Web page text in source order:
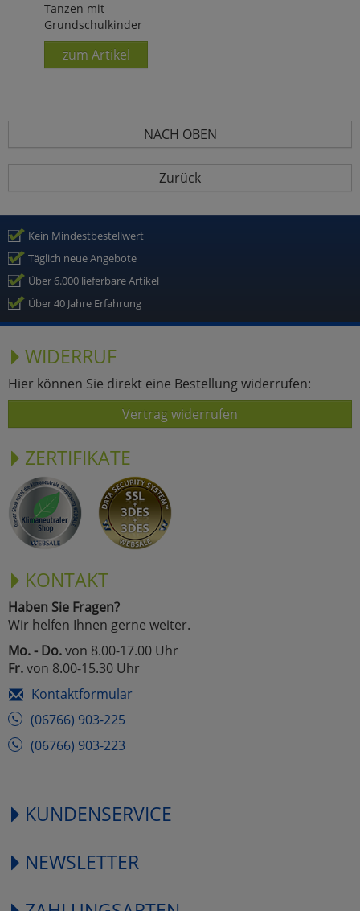
Tanzen mit
Grundschulkinder
zum Artikel
NACH OBEN
Zurück
Kein Mindestbestellwert
Täglich neue Angebote
Über 6.000 lieferbare Artikel
Über 40 Jahre Erfahrung
WIDERRUF
Hier können Sie direkt eine Bestellung widerrufen:
Vertrag widerrufen
ZERTIFIKATE
KONTAKT
Haben Sie Fragen?
Wir helfen Ihnen gerne weiter.
Mo. - Do.von 8.00-17.00 Uhr
Fr.von 8.00-15.30 Uhr
Kontaktformular
(06766) 903-225
(06766) 903-223
KUNDENSERVICE
NEWSLETTER